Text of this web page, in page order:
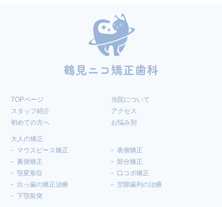
TOPページ
当院について
スタッフ紹介
アクセス
初めての方へ
お悩み別
大人の矯正
マウスピース矯正
表側矯正
裏側矯正
部分矯正
顎変形症
口コボ矯正
出っ歯の矯正治療
空隙歯列の治療
下顎前突